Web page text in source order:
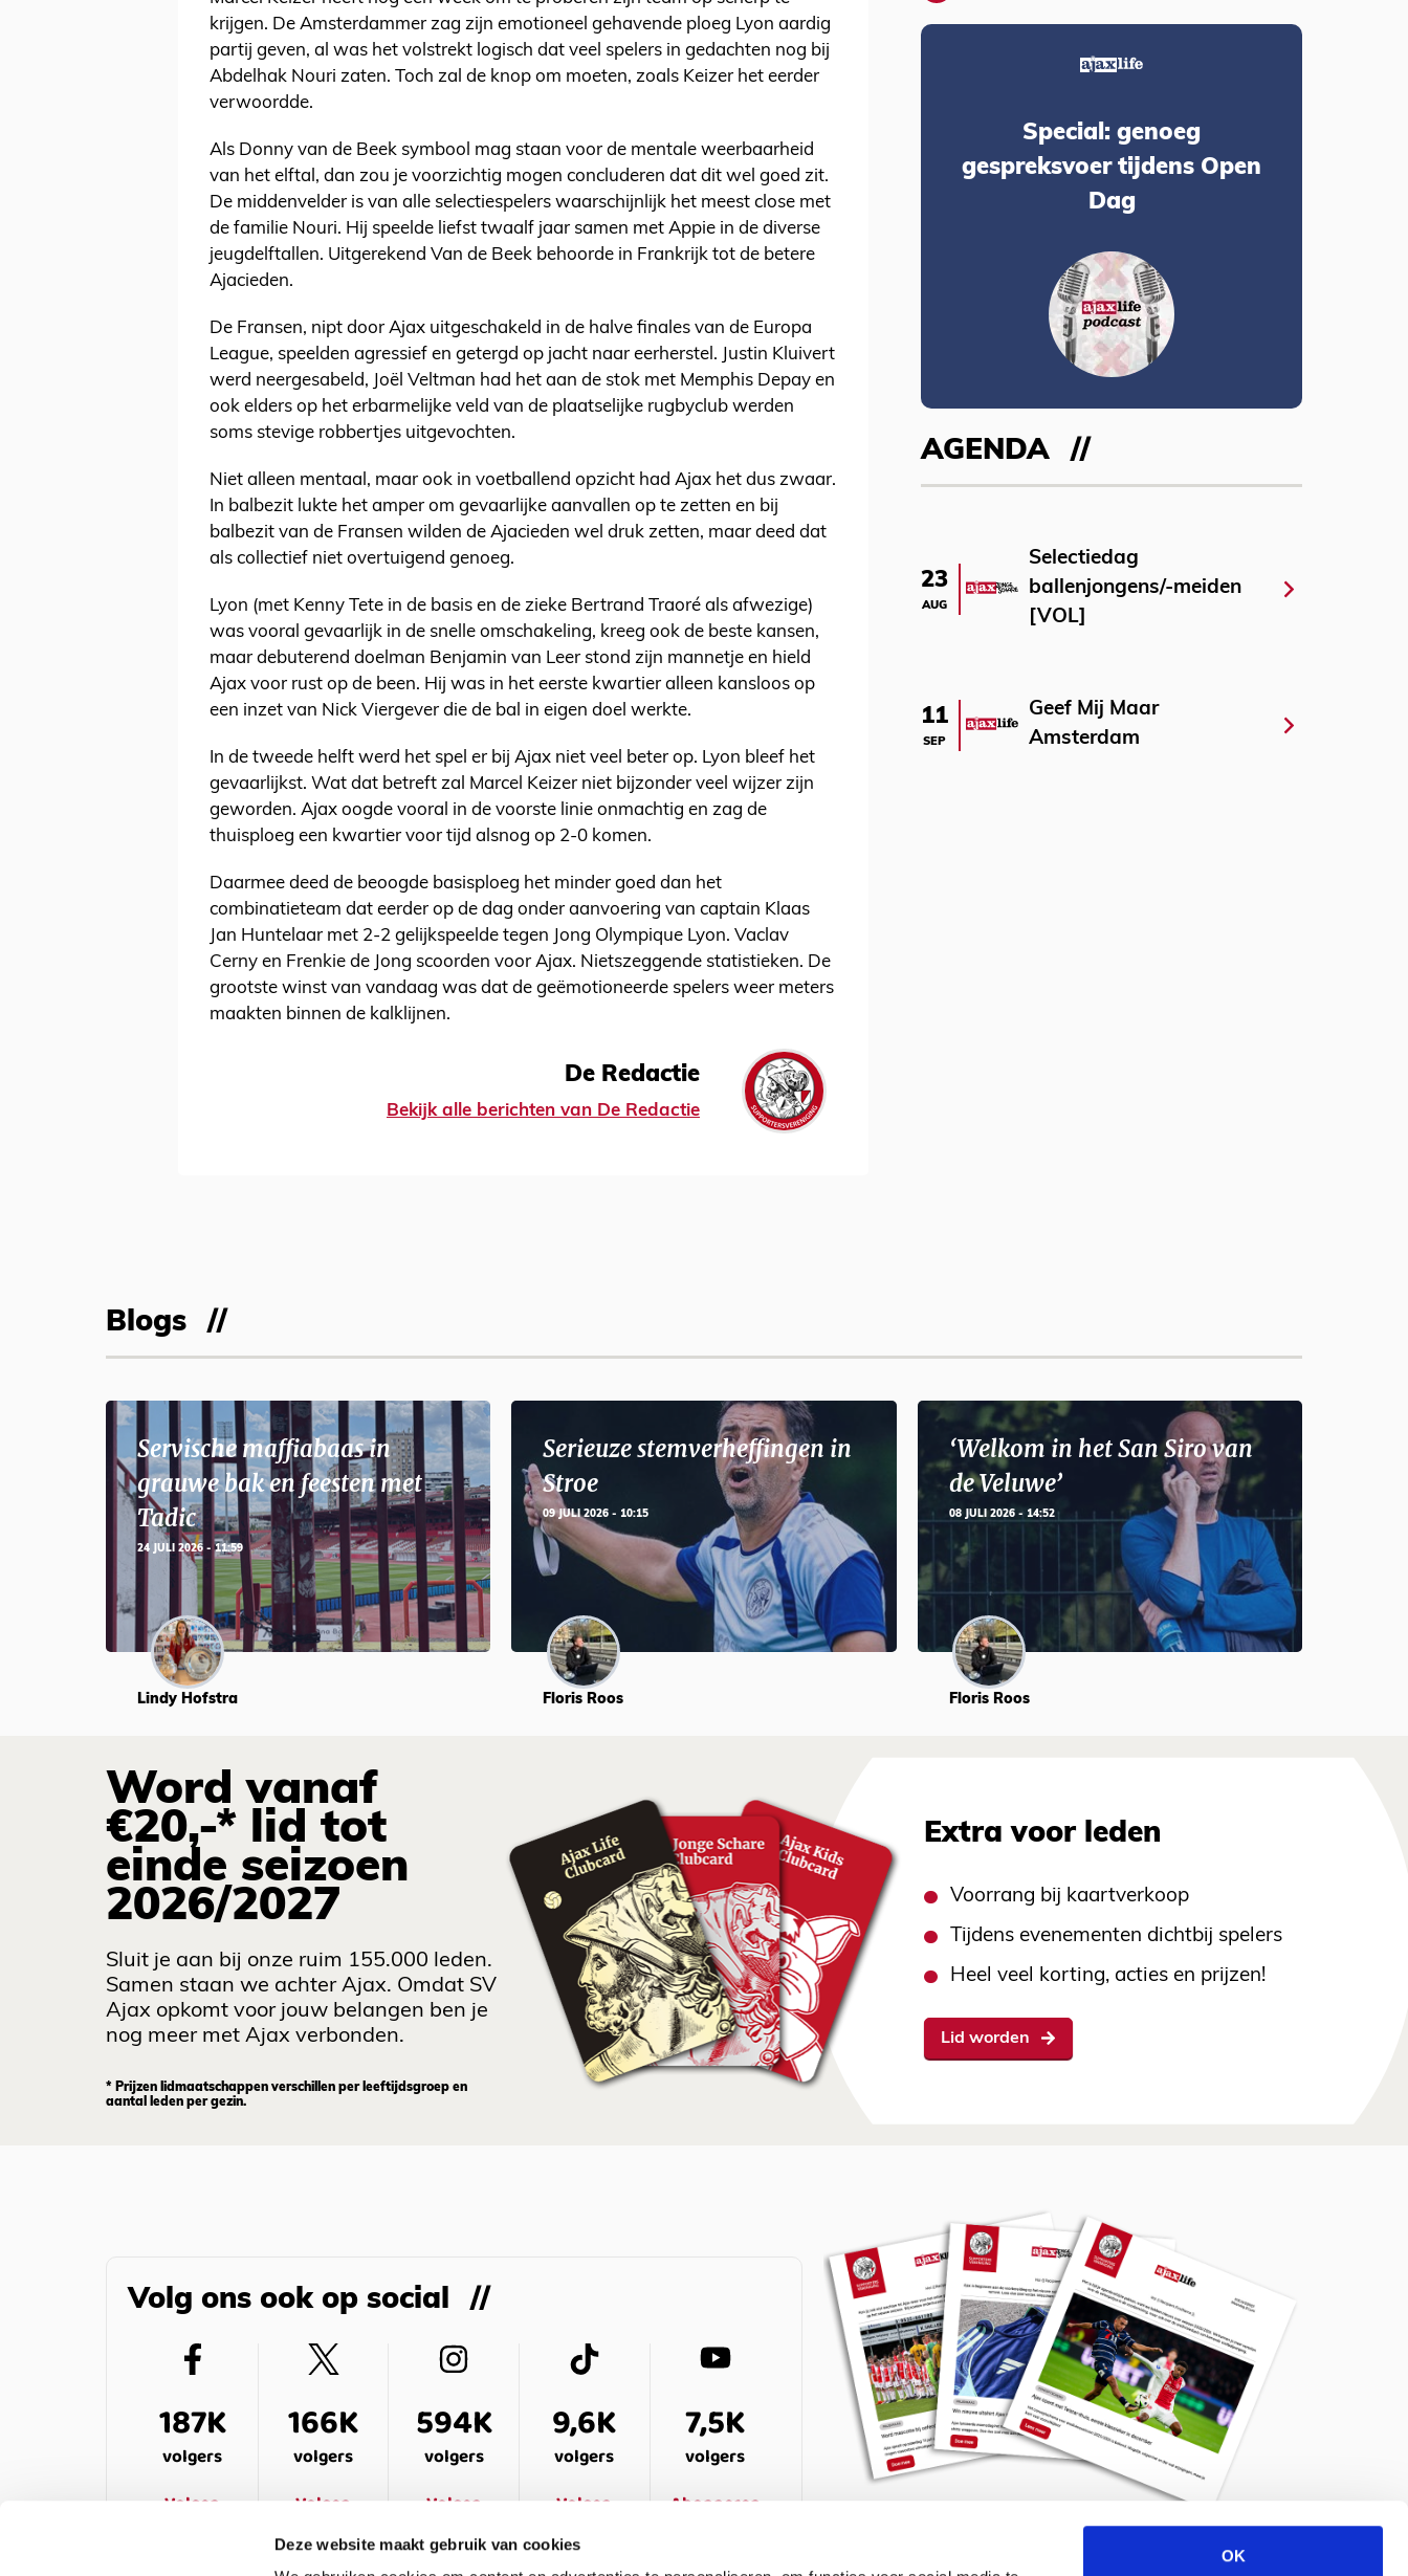
Deze website maakt gebruik van cookies
OK
krijgen. De Amsterdammer zag zijn emotioneel gehavende ploeg Lyon aardig
partij geven, al was het volstrekt logisch dat veel spelers in gedachten nog bij
Abdelhak Nouri zaten. Toch zal de knop om moeten, zoals Keizer het eerder
verwoordde.
Als Donny van de Beek symbool mag staan voor de mentale weerbaarheid
van het elftal, dan zou je voorzichtig mogen concluderen dat dit wel goed zit.
De middenvelder is van alle selectiespelers waarschijnlijk het meest close met
de familie Nouri. Hij speelde liefst twaalf jaar samen met Appie in de diverse
jeugdelftallen. Uitgerekend Van de Beek behoorde in Frankrijk tot de betere
Ajacieden.
De Fransen, nipt door Ajax uitgeschakeld in de halve finales van de Europa
League, speelden agressief en getergd op jacht naar eerherstel. Justin Kluivert
werd neergesabeld, Joël Veltman had het aan de stok met Memphis Depay en
ook elders op het erbarmelijke veld van de plaatselijke rugbyclub werden
soms stevige robbertjes uitgevochten.
Niet alleen mentaal, maar ook in voetballend opzicht had Ajax het dus zwaar.
In balbezit lukte het amper om gevaarlijke aanvallen op te zetten en bij
balbezit van de Fransen wilden de Ajacieden wel druk zetten, maar deed dat
als collectief niet overtuigend genoeg.
Lyon (met Kenny Tete in de basis en de zieke Bertrand Traoré als afwezige)
was vooral gevaarlijk in de snelle omschakeling, kreeg ook de beste kansen,
maar debuterend doelman Benjamin van Leer stond zijn mannetje en hield
Ajax voor rust op de been. Hij was in het eerste kwartier alleen kansloos op
een inzet van Nick Viergever die de bal in eigen doel werkte.
In de tweede helft werd het spel er bij Ajax niet veel beter op. Lyon bleef het
gevaarlijkst. Wat dat betreft zal Marcel Keizer niet bijzonder veel wijzer zijn
geworden. Ajax oogde vooral in de voorste linie onmachtig en zag de
thuisploeg een kwartier voor tijd alsnog op 2-0 komen.
Daarmee deed de beoogde basisploeg het minder goed dan het
combinatieteam dat eerder op de dag onder aanvoering van captain Klaas
Jan Huntelaar met 2-2 gelijkspeelde tegen Jong Olympique Lyon. Vaclav
Cerny en Frenkie de Jong scoorden voor Ajax. Nietszeggende statistieken. De
grootste winst van vandaag was dat de geëmotioneerde spelers weer meters
maakten binnen de kalklijnen.
De Redactie
Bekijk alle berichten van De Redactie
Special: genoeg
gespreksvoer tijdens Open
Dag
AGENDA
23
AUG
Selectiedag
ballenjongens/-meiden
[VOL]
11
SEP
Geef Mij Maar
Amsterdam
Blogs
Servische maffiabaas in
grauwe bak en feesten met
Tadic
24 JULI 2026 - 11:59
Lindy Hofstra
Serieuze stemverheffingen in
Stroe
09 JULI 2026 - 10:15
Floris Roos
‘Welkom in het San Siro van
de Veluwe’
08 JULI 2026 - 14:52
Floris Roos
Word vanaf
€20,-* lid tot
einde seizoen
2026/2027
Sluit je aan bij onze ruim 155.000 leden.
Samen staan we achter Ajax. Omdat SV
Ajax opkomt voor jouw belangen ben je
nog meer met Ajax verbonden.
* Prijzen lidmaatschappen verschillen per leeftijdsgroep en
aantal leden per gezin.
Extra voor leden
Voorrang bij kaartverkoop
Tijdens evenementen dichtbij spelers
Heel veel korting, acties en prijzen!
Lid worden
Volg ons ook op social
187K
volgers
Volgen
166K
volgers
Volgen
594K
volgers
Volgen
9,6K
volgers
Volgen
7,5K
volgers
Abonneren
Meld je aan voor de nieuwsbrief